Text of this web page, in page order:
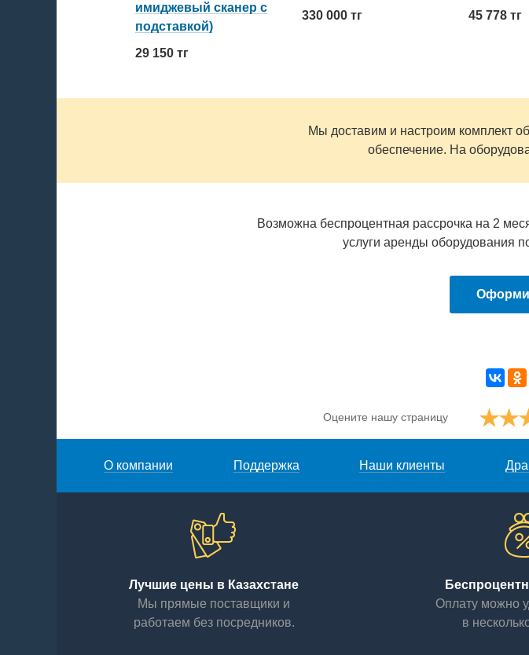
имиджевый сканер c
подставкой)
29 150 тг
330 000 тг
45 778 тг
Мы доставим и настроим комплект
обеспечение. На
Возможна беспроцентная рассрочка на 2
услуги аренды оборудования
Оцените нашу страницу
О компании Поддержка Наши клиенты
Лучшие цены в Казахстане
Мы прямые поставщики и
работаем без посредников.
Оплату можно
в